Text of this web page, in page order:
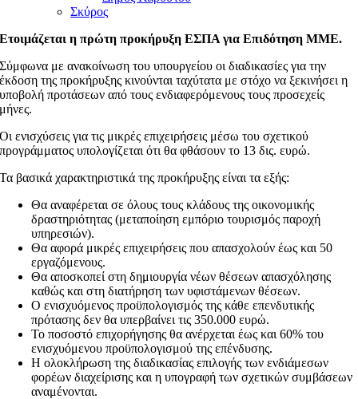
Σκύρος
Ετοιμάζεται η πρώτη προκήρυξη ΕΣΠΑ για Επιδότηση ΜΜΕ.
Σύμφωνα με ανακοίνωση του υπουργείου οι διαδικασίες για την
έκδοση της προκήρυξης κινούνται ταχύτατα με στόχο να ξεκινήσει η
υποβολή προτάσεων από τους ενδιαφερόμενους τους προσεχείς
μήνες.
Οι ενισχύσεις για τις μικρές επιχειρήσεις μέσω του σχετικού
προγράμματος υπολογίζεται ότι θα φθάσουν το 13 δις. ευρώ.
Τα βασικά χαρακτηριστικά της προκήρυξης είναι τα εξής:
Θα αναφέρεται σε όλους τους κλάδους της οικονομικής
δραστηριότητας (μεταποίηση εμπόριο τουρισμός παροχή
υπηρεσιών).
Θα αφορά μικρές επιχειρήσεις που απασχολούν έως και 50
εργαζόμενους.
Θα αποσκοπεί στη δημιουργία νέων θέσεων απασχόλησης
καθώς και στη διατήρηση των υφιστάμενων θέσεων.
Ο ενισχυόμενος προϋπολογισμός της κάθε επενδυτικής
πρότασης δεν θα υπερβαίνει τις 350.000 ευρώ.
Το ποσοστό επιχορήγησης θα ανέρχεται έως και 60% του
ενισχυόμενου προϋπολογισμού της επένδυσης.
Η ολοκλήρωση της διαδικασίας επιλογής των ενδιάμεσων
φορέων διαχείρισης και η υπογραφή των σχετικών συμβάσεων
αναμένονται.